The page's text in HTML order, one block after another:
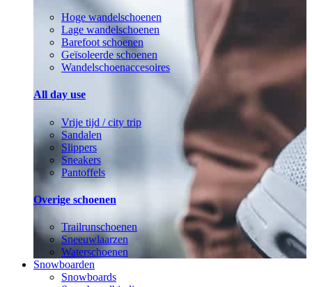
Hoge wandelschoenen
Lage wandelschoenen
Barefoot schoenen
Geïsoleerde schoenen
Wandelschoenaccesoires
All day use
Vrije tijd / city trip
Sandalen
Slippers
Sneakers
Pantoffels
Overige schoenen
Trailrunschoenen
Sneeuwlaarzen
Waterschoenen
Snowboarden
Snowboards